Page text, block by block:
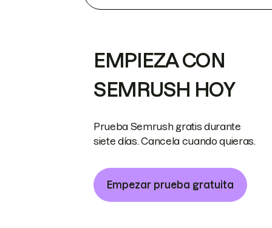
EMPIEZA CON
SEMRUSH HOY
Prueba Semrush gratis durante
siete días. Cancela cuando quieras.
Empezar prueba gratuita